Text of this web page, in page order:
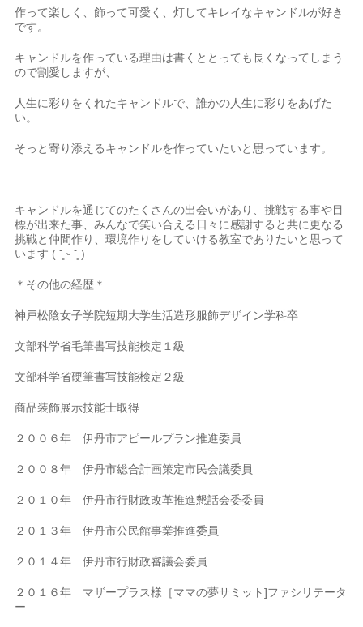
作って楽しく、飾って可愛く、灯してキレイなキャンドルが好き
です。
キャンドルを作っている理由は書くととっても長くなってしまう
ので割愛しますが、
人生に彩りをくれたキャンドルで、誰かの人生に彩りをあげた
い。
そっと寄り添えるキャンドルを作っていたいと思っています。
キャンドルを通じてのたくさんの出会いがあり、挑戦する事や目
標が出来た事、みんなで笑い合える日々に感謝すると共に更なる
挑戦と仲間作り、環境作りをしていける教室でありたいと思って
います ( ˘͈ ᵕ ˘͈ )
＊その他の経歴＊
神戸松陰女子学院短期大学生活造形服飾デザイン学科卒
文部科学省毛筆書写技能検定１級
文部科学省硬筆書写技能検定２級
商品装飾展示技能士取得
２００６年 伊丹市アピールプラン推進委員
２００８年 伊丹市総合計画策定市民会議委員
２０１０年 伊丹市行財政改革推進懇話会委委員
２０１３年 伊丹市公民館事業推進委員
２０１４年 伊丹市行財政審議会委員
２０１６年 マザープラス様［ママの夢サミット]ファシリテータ
ー